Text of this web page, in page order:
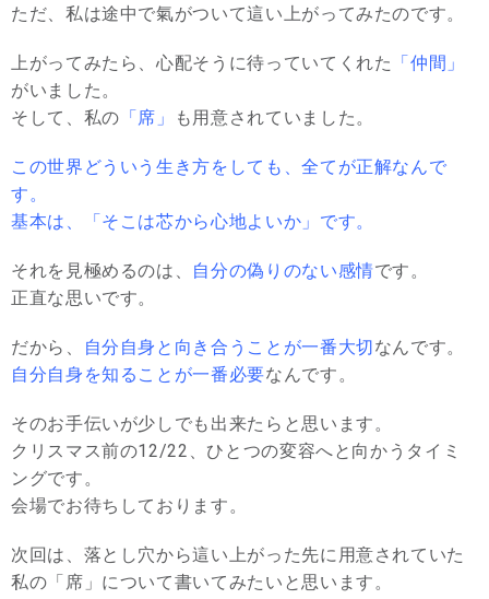
ただ、私は途中で氣がついて這い上がってみたのです。
上がってみたら、心配そうに待っていてくれた 「仲間」
がいました。
そして、私の 「席」 も用意されていました。
この世界どういう生き方をしても、全てが正解なんで
す。
基本は、「そこは芯から心地よいか」です。
それを見極めるのは、 自分の偽りのない感情です。
正直な思いです。
だから、 自分自身と向き合うことが一番大切なんです。
自分自身を知ることが一番必要なんです。
そのお手伝いが少しでも出来たらと思います。
クリスマス前の12/22、ひとつの変容へと向かうタイミ
ングです。
会場でお待ちしております。
次回は、落とし穴から這い上がった先に用意されていた
私の「席」について書いてみたいと思います。